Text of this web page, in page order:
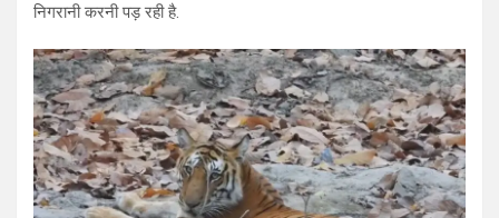
निगरानी करनी पड़ रही है.